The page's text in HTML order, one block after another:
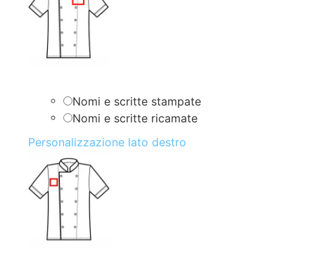
Nomi e scritte stampate
Nomi e scritte ricamate
Personalizzazione lato destro